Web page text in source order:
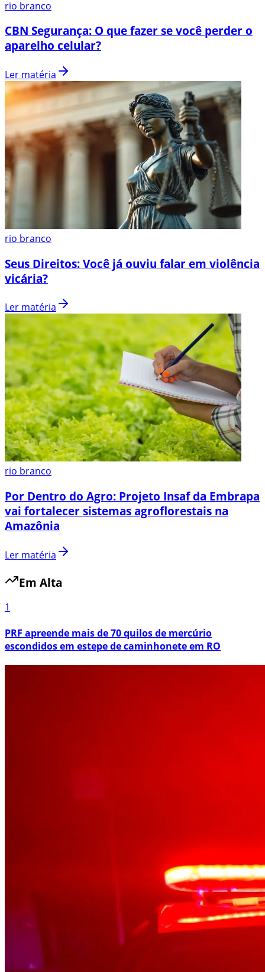
rio branco
CBN Segurança: O que fazer se você perder o
aparelho celular?
Ler matéria
rio branco
Seus Direitos: Você já ouviu falar em violência
vicária?
Ler matéria
rio branco
Por Dentro do Agro: Projeto Insaf da Embrapa
vai fortalecer sistemas agroflorestais na
Amazônia
Ler matéria
Em Alta
1
PRF apreende mais de 70 quilos de mercúrio
escondidos em estepe de caminhonete em RO